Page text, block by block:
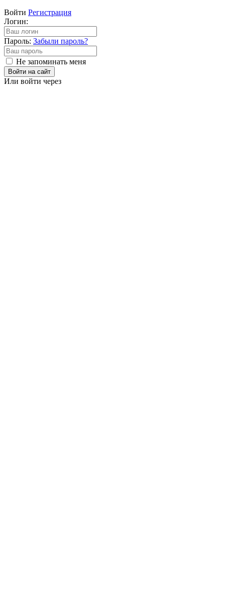
Войти Регистрация
Логин:
Пароль: Забыли пароль?
Не запоминать меня
Войти на сайт
Или войти через